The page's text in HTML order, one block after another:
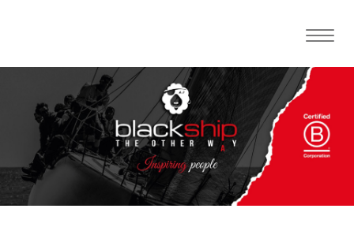
Toggle